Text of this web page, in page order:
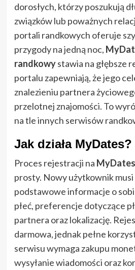
dorosłych, którzy poszukują
związków lub poważnych
portali randkowych oferuje
przygody na jedną noc,
randkowystawia na głębsze
portalu zapewniają, że jego
znalezieniu partnera
przelotnej znajomości. To
na tle innych serwisów
Jak działa MyDates?
Proces rejestracji na MyDates
prosty. Nowy użytkownik musi
podstawowe informacje o
płeć, preferencje dotyczące
partnera oraz lokalizację.
darmowa, jednak pełne
serwisu wymaga zakupu
wysyłanie wiadomości oraz